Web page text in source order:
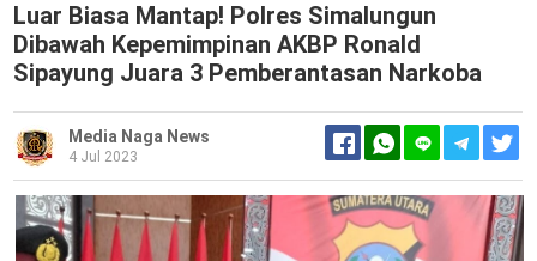
Luar Biasa Mantap! Polres Simalungun
Dibawah Kepemimpinan AKBP Ronald
Sipayung Juara 3 Pemberantasan Narkoba
Media Naga News
4 Jul 2023